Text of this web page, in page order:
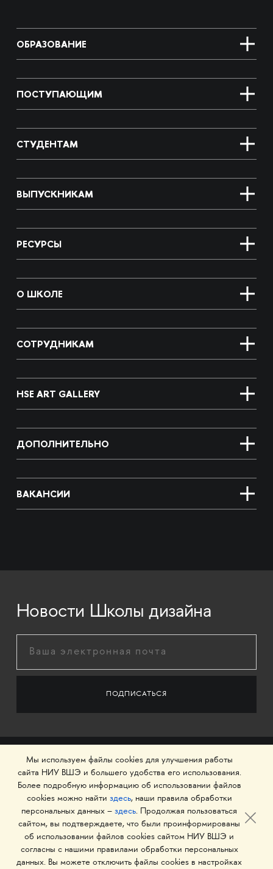
ОБРАЗОВАНИЕ
ПОСТУПАЮЩИМ
СТУДЕНТАМ
ВЫПУСКНИКАМ
РЕСУРСЫ
О ШКОЛЕ
СОТРУДНИКАМ
HSE ART GALLERY
ДОПОЛНИТЕЛЬНО
ВАКАНСИИ
Новости Школы дизайна
© 1993–2026 Национальный исследовательский
университет «Высшая школа экономики»
Мы используем файлы cookies для улучшения работы
сайта НИУ ВШЭ и большего удобства его использования.
Более подробную информацию об использовании файлов
cookies можно найти здесь, наши правила обработки
персональных данных – здесь. Продолжая пользоваться
сайтом, вы подтверждаете, что были проинформированы
об использовании файлов cookies сайтом НИУ ВШЭ и
согласны с нашими правилами обработки персональных
данных. Вы можете отключить файлы cookies в настройках